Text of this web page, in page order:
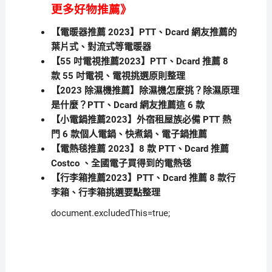
更多好物推薦》
【電暖器推薦 2023】PTT、Dcard 網友推薦的
葉片式、對流式等電暖器
【55 吋電視推薦2023】PTT、Dcard 推薦 8
款 55 吋電視、電視挑選原則整理
【2023 除濕機推薦】除濕機怎麼挑？除濕原理
是什麼？PTT、Dcard 網友推薦這 6 款
【小電鍋推薦2023】外宿租屋族必備 PTT 熱
門 6 款個人電鍋、快煮鍋、電子鍋推薦
【電熱毯推薦 2023】8 款 PTT、Dcard 推薦
Costco 、全國電子買得到的電熱毯
【行李箱推薦2023】PTT、Dcard 推薦 8 款行
李箱、行李箱挑選要點整理
document.excludedThis=true;